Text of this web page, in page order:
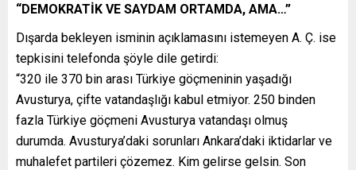
“DEMOKRATİK VE SAYDAM ORTAMDA, AMA…”
Dışarda bekleyen isminin açıklamasını istemeyen A. Ç. ise
tepkisini telefonda şöyle dile getirdi:
“320 ile 370 bin arası Türkiye göçmeninin yaşadığı
Avusturya, çifte vatandaşlığı kabul etmiyor. 250 binden
fazla Türkiye göçmeni Avusturya vatandaşı olmuş
durumda. Avusturya’daki sorunları Ankara’daki iktidarlar ve
muhalefet partileri çözemez. Kim gelirse gelsin. Son